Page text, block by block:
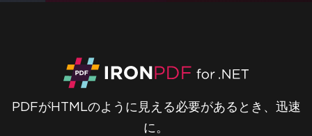
PDFがHTMLのように見える必要があるとき、迅速
に。